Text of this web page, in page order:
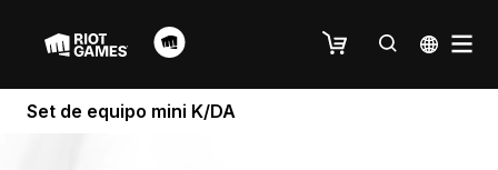
Set de equipo mini K/DA